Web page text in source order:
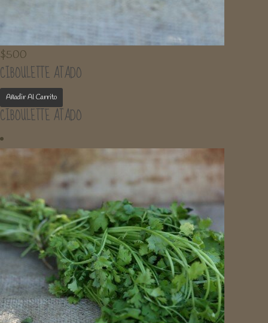
$500
CIBOULETTE ATADO
Añadir Al Carrito
CIBOULETTE ATADO